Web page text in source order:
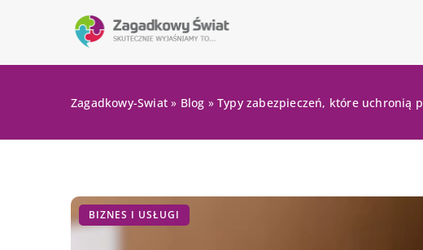
Zagadkowy-Swiat » Blog »Typy zabezpieczeń, które uchronią
BIZNES I USŁUGI